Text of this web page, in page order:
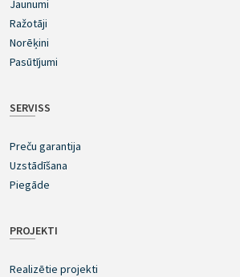
Jaunumi
Ražotāji
Norēķini
Pasūtījumi
SERVISS
Preču garantija
Uzstādīšana
Piegāde
PROJEKTI
Realizētie projekti